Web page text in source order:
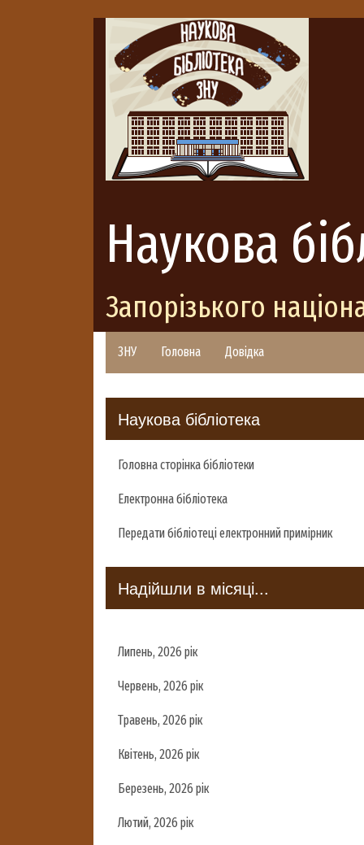
Наукова
Запорізького
ЗНУ Головна Довідка
Наукова бібліотека
Головна сторінка бібліотеки
Електронна бібліотека
Передати бібліотеці електронний примірник
Надійшли в місяці...
Липень, 2026 рік
Червень, 2026 рік
Травень, 2026 рік
Квітень, 2026 рік
Березень, 2026 рік
Лютий, 2026 рік